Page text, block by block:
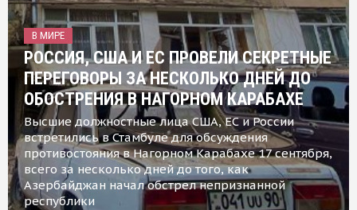
В МИРЕ
РОССИЯ, США И ЕС ПРОВЕЛИ СЕКРЕТНЫЕ
ПЕРЕГОВОРЫ ЗА НЕСКОЛЬКО ДНЕЙ ДО
ОБОСТРЕНИЯ В НАГОРНОМ КАРАБАХЕ
Высшие должностные лица США, ЕС и России
встретились в Стамбуле для обсуждения
противостояния в Нагорном Карабахе 17 сентября,
всего за несколько дней до того, как
Азербайджан начал обстрел непризнанной
республики